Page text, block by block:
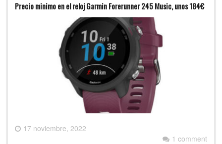
Precio minimo en el reloj Garmin Forerunner 245 Music, unos 184€
17 noviembre, 2022
1 comment